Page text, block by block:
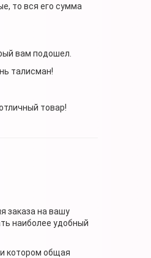
то вся его сумма
вам подошел.
талисман!
товар!
заказа на вашу
наиболее удобный
котором общая